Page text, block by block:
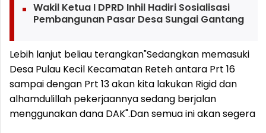
Wakil Ketua I DPRD Inhil Hadiri Sosialisasi
Pembangunan Pasar Desa Sungai Gantang
Lebih lanjut beliau terangkan"Sedangkan memasuki
Desa Pulau Kecil Kecamatan Reteh antara Prt 16
sampai dengan Prt 13 akan kita lakukan Rigid dan
alhamdulillah pekerjaannya sedang berjalan
menggunakan dana DAK".Dan semua ini akan segera